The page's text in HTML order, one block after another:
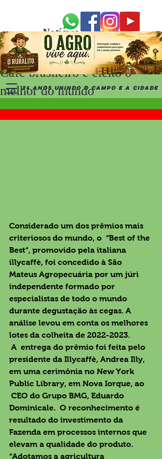
24 ANOS UNINDO O CAMPO E A CIDADE
Notícias Recentes
Café brasileiro é eleito o
melhor do mundo
Considerado um dos prêmios mais
criteriosos do mundo, o  “Best of the
Best“, promovido pela italiana
illycaffè, foi concedido à São
Mateus Agropecuária por um júri
independente formado por
especialistas de todo o mundo
durante degustação às cegas. A
análise levou em conta os melhores
lotes da colheita de 2022-2023.
A  entrega do prêmio foi feita pelo
presidente da Illycaffè, Andrea Illy,
em uma cerimônia no New York
Public Library, em Nova Iorque, ao
CEO do Grupo BMG, Eduardo
Dominicale.  O reconhecimento é
resultado do investimento da
Fazenda em processos internos que
elevam a qualidade do produto.
“Adotamos a agricultura